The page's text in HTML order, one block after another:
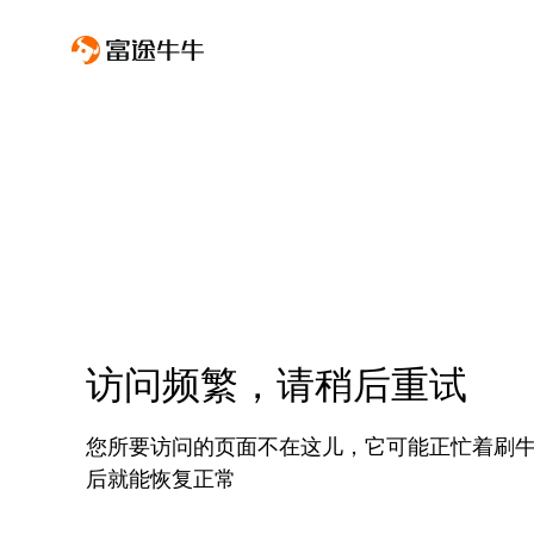
访问频繁，请稍后重试
您所要访问的页面不在这儿，它可能正忙着刷
后就能恢复正常